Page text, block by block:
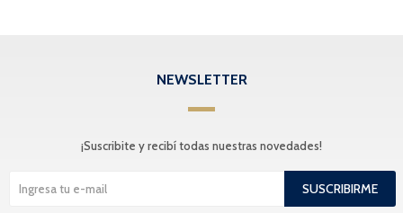
NEWSLETTER
¡Suscribite y recibí todas nuestras novedades!
SUSCRIBIRME